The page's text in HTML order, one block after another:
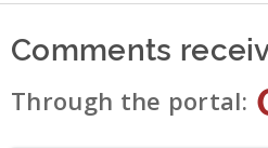
Comments
Through the portal